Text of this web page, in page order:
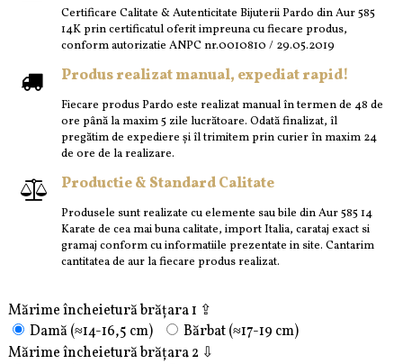
Certificare Calitate & Autenticitate Bijuterii Pardo din Aur 585
14K prin certificatul oferit impreuna cu fiecare produs,
conform autorizatie ANPC nr.0010810 / 29.05.2019
Produs realizat manual, expediat rapid!
Fiecare produs Pardo este realizat manual în termen de 48 de
ore până la maxim 5 zile lucrătoare. Odată finalizat, îl
pregătim de expediere și îl trimitem prin curier în maxim 24
de ore de la realizare.
Productie & Standard Calitate
Produsele sunt realizate cu elemente sau bile din Aur 585 14
Karate de cea mai buna calitate, import Italia, carataj exact si
gramaj conform cu informatiile prezentate in site. Cantarim
cantitatea de aur la fiecare produs realizat.
Mărime încheietură brățara 1 ⇪
Damă (≈14-16,5 cm)
Bărbat (≈17-19 cm)
Mărime încheietură brățara 2 ⇩